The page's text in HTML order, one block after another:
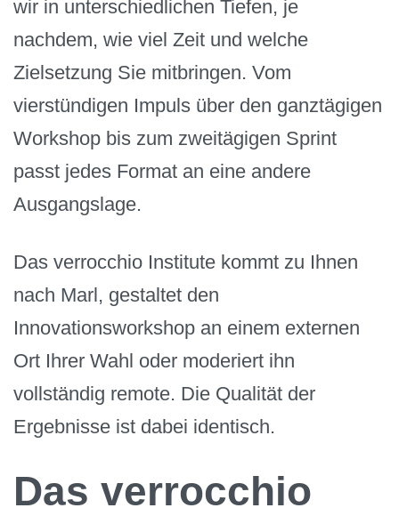
wir in unterschiedlichen Tiefen, je
nachdem, wie viel Zeit und welche
Zielsetzung Sie mitbringen. Vom
vierstündigen Impuls über den ganztägigen
Workshop bis zum zweitägigen Sprint
passt jedes Format an eine andere
Ausgangslage.
Das verrocchio Institute kommt zu Ihnen
nach Marl, gestaltet den
Innovationsworkshop an einem externen
Ort Ihrer Wahl oder moderiert ihn
vollständig remote. Die Qualität der
Ergebnisse ist dabei identisch.
Das verrocchio